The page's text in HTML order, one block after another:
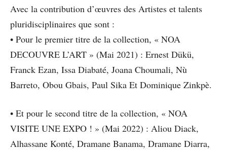
Avec la contribution d’œuvres des Artistes et talents
pluridisciplinaires que sont :
• Pour le premier titre de la collection, « NOA
DECOUVRE L’ART » (Mai 2021) : Ernest Dükü,
Franck Ezan, Issa Diabaté, Joana Choumali, Nù
Barreto, Obou Gbais, Paul Sika Et Dominique Zinkpè.
• Et pour le second titre de la collection, « NOA
VISITE UNE EXPO ! » (Mai 2022) : Aliou Diack,
Alhassane Konté, Dramane Banama, Dramane Diarra,